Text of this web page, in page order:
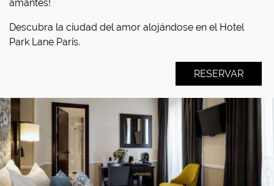
amantes!
Descubra la ciudad del amor alojándose en el Hotel
Park Lane Paris.
RESERVAR